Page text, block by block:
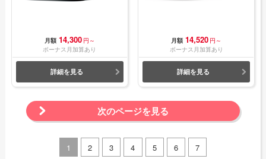
月額 14,300 円～
ボーナス月加算あり
詳細を見る
月額 14,520 円～
ボーナス月加算あり
詳細を見る
次のページを見る
1 2 3 4 5 6 7